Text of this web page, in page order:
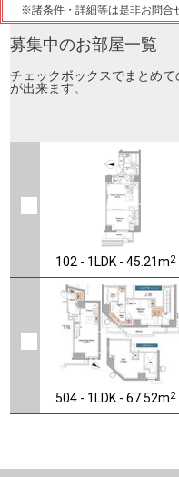
※諸条件・詳細等は是非お問合
募集中のお部屋一覧
チェックボックスでまとめ
が出来ます。
102 - 1LDK - 45.21m2
504 - 1LDK - 67.52m2